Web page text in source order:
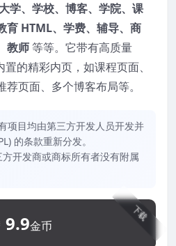
学、学校、博客、学院、课
育 HTML、学费、辅导、商
教师 等等。它带有高质量
置的精彩内页，如课程页面、
页面、多个博客布局等。
项目均由第三方开发人员开发并
的条款重新分发。
开发商或商标所有者没有附属
下载
9.9金币